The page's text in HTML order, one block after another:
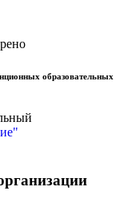
образовательных